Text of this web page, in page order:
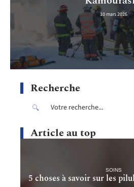
10 mars 2026
Recherche
Article au top
SOINS
5 choses à savoir sur les